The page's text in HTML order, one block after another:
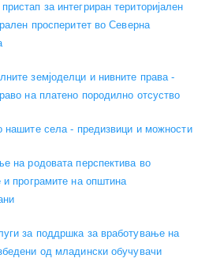
за интегриран територијален
просперитет во Северна
земјоделци и нивните права -
на платено породилно отсуство
нашите села - предизвици и можности
на родовата перспектива во
и програмите на општина
за поддршка за вработување на
од младински обучувачи